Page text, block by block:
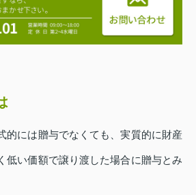
的には贈与でなくても、実質的に財産
低い価額で譲り渡した場合に贈与とみ